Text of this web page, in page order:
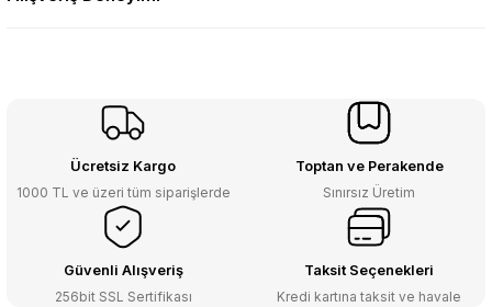
Ücretsiz Kargo
1000 TL ve üzeri tüm siparişlerde
Toptan ve Perakende
Sınırsız Üretim
Güvenli Alışveriş
256bit SSL Sertifikası
Taksit Seçenekleri
Kredi kartına taksit ve havale